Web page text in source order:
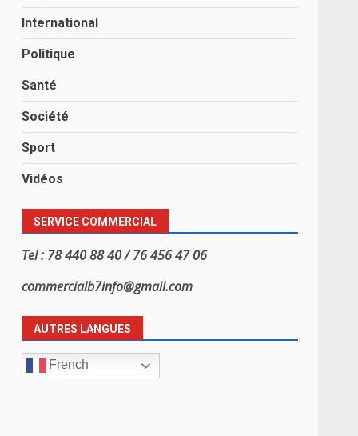
International
Politique
Santé
Société
Sport
Vidéos
SERVICE COMMERCIAL
Tel : 78 440 88 40 / 76 456 47 06
commercialb7info@gmail.com
AUTRES LANGUES
French